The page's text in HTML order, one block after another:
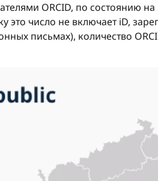
ORCID, по состоянию
это число не включает iD,
письмах), количество